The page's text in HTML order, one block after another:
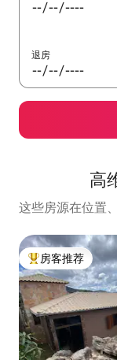
退房
高
这些房源在位置
热门「房客推荐」
房客推荐